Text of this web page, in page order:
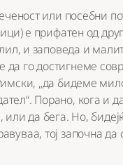
или посебни
е прифатен од
и заповеда и
го достигнеме
„да бидеме
Порано, кога и
да бега. Но,
тој започна